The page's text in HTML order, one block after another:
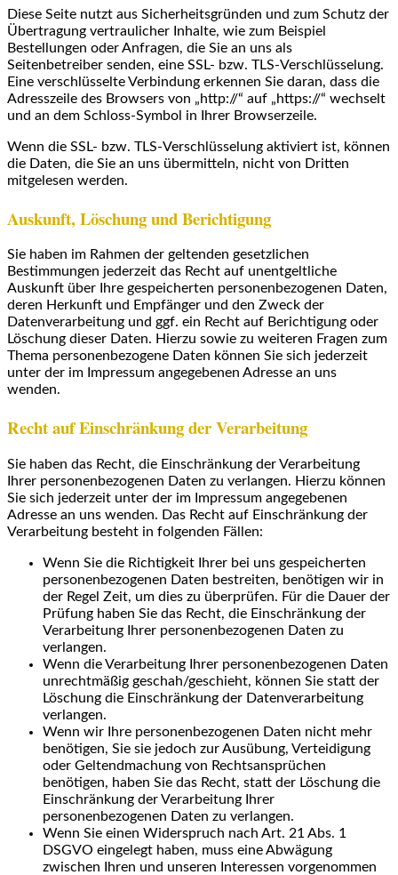
Diese Seite nutzt aus Sicherheitsgründen und zum Schutz der
Übertragung vertraulicher Inhalte, wie zum Beispiel
Bestellungen oder Anfragen, die Sie an uns als
Seitenbetreiber senden, eine SSL- bzw. TLS-Verschlüsselung.
Eine verschlüsselte Verbindung erkennen Sie daran, dass die
Adresszeile des Browsers von „http://“ auf „https://“ wechselt
und an dem Schloss-Symbol in Ihrer Browserzeile.
Wenn die SSL- bzw. TLS-Verschlüsselung aktiviert ist, können
die Daten, die Sie an uns übermitteln, nicht von Dritten
mitgelesen werden.
Auskunft, Löschung und Berichtigung
Sie haben im Rahmen der geltenden gesetzlichen
Bestimmungen jederzeit das Recht auf unentgeltliche
Auskunft über Ihre gespeicherten personenbezogenen Daten,
deren Herkunft und Empfänger und den Zweck der
Datenverarbeitung und ggf. ein Recht auf Berichtigung oder
Löschung dieser Daten. Hierzu sowie zu weiteren Fragen zum
Thema personenbezogene Daten können Sie sich jederzeit
unter der im Impressum angegebenen Adresse an uns
wenden.
Recht auf Einschränkung der Verarbeitung
Sie haben das Recht, die Einschränkung der Verarbeitung
Ihrer personenbezogenen Daten zu verlangen. Hierzu können
Sie sich jederzeit unter der im Impressum angegebenen
Adresse an uns wenden. Das Recht auf Einschränkung der
Verarbeitung besteht in folgenden Fällen:
Wenn Sie die Richtigkeit Ihrer bei uns gespeicherten
personenbezogenen Daten bestreiten, benötigen wir in
der Regel Zeit, um dies zu überprüfen. Für die Dauer der
Prüfung haben Sie das Recht, die Einschränkung der
Verarbeitung Ihrer personenbezogenen Daten zu
verlangen.
Wenn die Verarbeitung Ihrer personenbezogenen Daten
unrechtmäßig geschah/geschieht, können Sie statt der
Löschung die Einschränkung der Datenverarbeitung
verlangen.
Wenn wir Ihre personenbezogenen Daten nicht mehr
benötigen, Sie sie jedoch zur Ausübung, Verteidigung
oder Geltendmachung von Rechtsansprüchen
benötigen, haben Sie das Recht, statt der Löschung die
Einschränkung der Verarbeitung Ihrer
personenbezogenen Daten zu verlangen.
Wenn Sie einen Widerspruch nach Art. 21 Abs. 1
DSGVO eingelegt haben, muss eine Abwägung
zwischen Ihren und unseren Interessen vorgenommen